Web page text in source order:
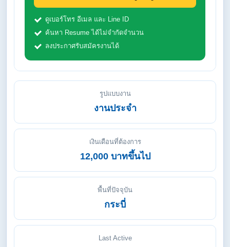
ดูเบอร์โทร อีเมล และ Line ID
ค้นหา Resume ได้ไม่จำกัดจำนวน
ลงประกาศรับสมัครงานได้
รูปแบบงาน
งานประจำ
เงินเดือนที่ต้องการ
12,000 บาทขึ้นไป
พื้นที่ปัจจุบัน
กระบี่
Last Active